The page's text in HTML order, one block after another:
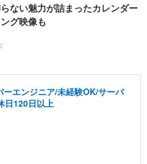
ない魅力が詰まったカレンダー
グ映像も
ーエンジニア/未経験OK/サーバ
日120日以上